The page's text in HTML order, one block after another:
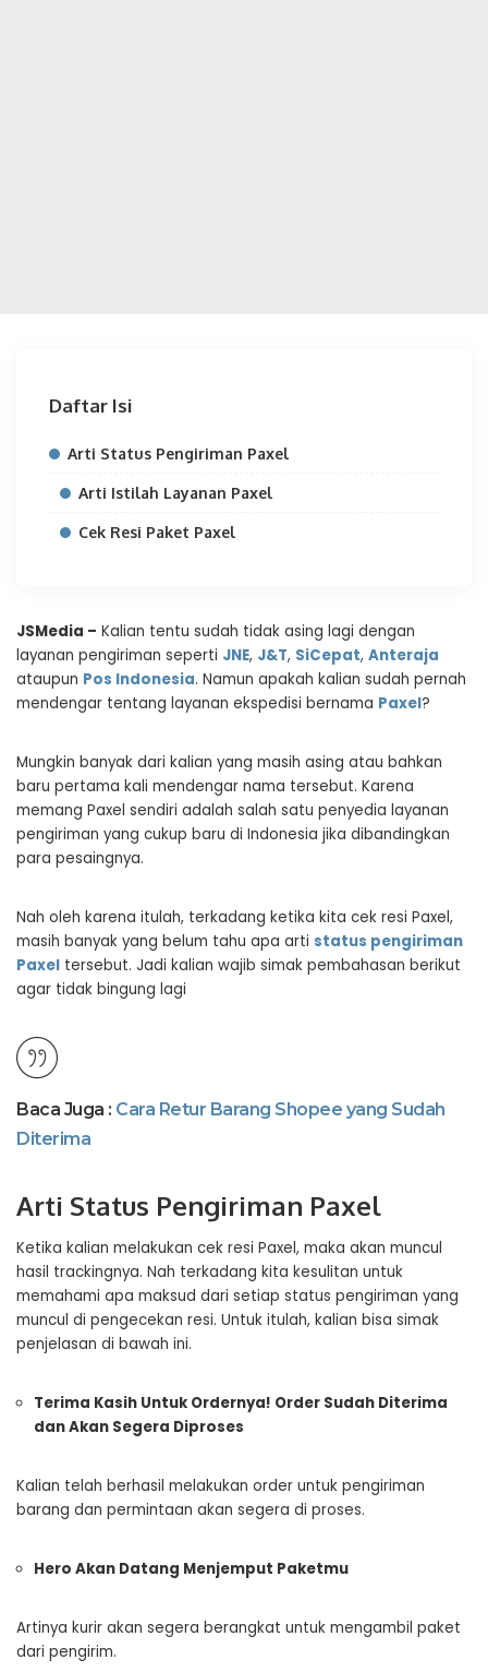
Daftar Isi
Arti Status Pengiriman Paxel
Arti Istilah Layanan Paxel
Cek Resi Paket Paxel
JSMedia – Kalian tentu sudah tidak asing lagi dengan
layanan pengiriman seperti JNE, J&T, SiCepat, Anteraja
ataupun Pos Indonesia. Namun apakah kalian sudah pernah
mendengar tentang layanan ekspedisi bernama Paxel?
Mungkin banyak dari kalian yang masih asing atau bahkan
baru pertama kali mendengar nama tersebut. Karena
memang Paxel sendiri adalah salah satu penyedia layanan
pengiriman yang cukup baru di Indonesia jika dibandingkan
para pesaingnya.
Nah oleh karena itulah, terkadang ketika kita cek resi Paxel,
masih banyak yang belum tahu apa arti status pengiriman
Paxel tersebut. Jadi kalian wajib simak pembahasan berikut
agar tidak bingung lagi
Baca Juga : Cara Retur Barang Shopee yang Sudah
Diterima
Arti Status Pengiriman Paxel
Ketika kalian melakukan cek resi Paxel, maka akan muncul
hasil trackingnya. Nah terkadang kita kesulitan untuk
memahami apa maksud dari setiap status pengiriman yang
muncul di pengecekan resi. Untuk itulah, kalian bisa simak
penjelasan di bawah ini.
Terima Kasih Untuk Ordernya! Order Sudah Diterima
dan Akan Segera Diproses
Kalian telah berhasil melakukan order untuk pengiriman
barang dan permintaan akan segera di proses.
Hero Akan Datang Menjemput Paketmu
Artinya kurir akan segera berangkat untuk mengambil paket
dari pengirim.